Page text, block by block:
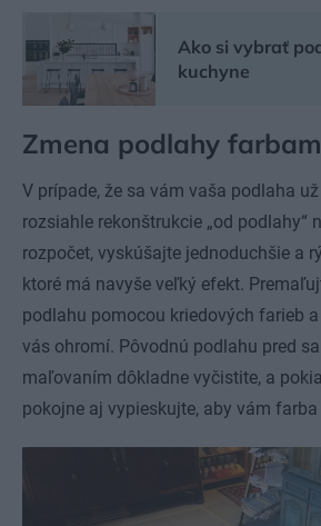
Ako si vybrať
kuchyne
Zmena podlahy
V prípade, že sa vám vaša podlaha
rozsiahle rekonštrukcie „od podlahy“
rozpočet, vyskúšajte jednoduchšie a
ktoré má navyše veľký efekt.
podlahu pomocou kriedových farieb
vás ohromí. Pôvodnú podlahu pred
maľovaním dôkladne vyčistite, a
pokojne aj vypieskujte, aby vám